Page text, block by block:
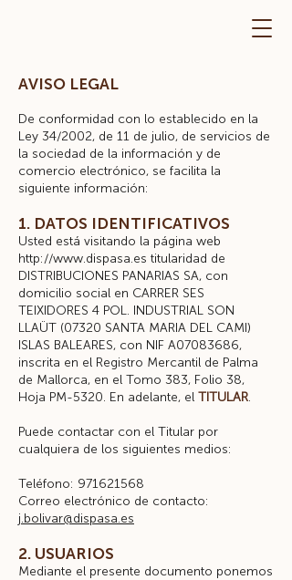
AVISO LEGAL
De conformidad con lo establecido en la
Ley 34/2002, de 11 de julio, de servicios de
la sociedad de la información y de
comercio electrónico, se facilita la
siguiente información:
1. DATOS IDENTIFICATIVOS
Usted está visitando la página web
http://www.dispasa.es titularidad de
DISTRIBUCIONES PANARIAS SA, con
domicilio social en CARRER SES
TEIXIDORES 4 POL. INDUSTRIAL SON
LLAÜT (07320 SANTA MARIA DEL CAMI)
ISLAS BALEARES, con NIF A07083686,
inscrita en el Registro Mercantil de Palma
de Mallorca, en el Tomo 383, Folio 38,
Hoja PM-5320. En adelante, el TITULAR.
Puede contactar con el Titular por
cualquiera de los siguientes medios:
Teléfono: 971621568
Correo electrónico de contacto:
j.bolivar@dispasa.es
2. USUARIOS
Mediante el presente documento ponemos